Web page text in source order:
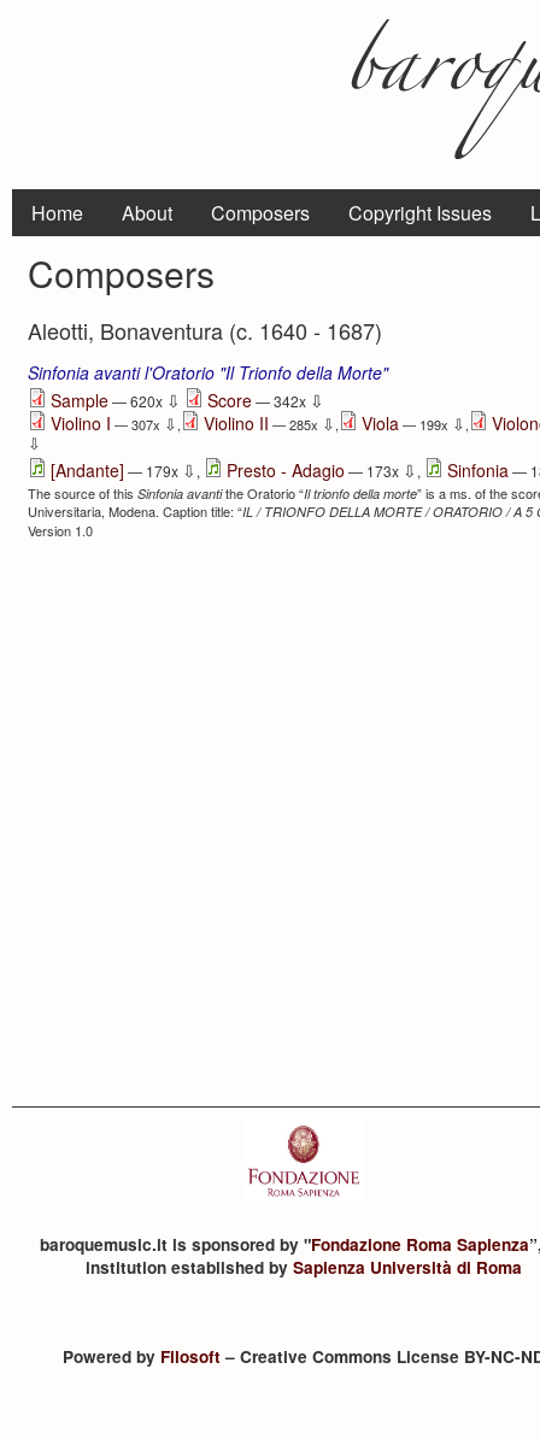
Home About Composers Copyright Issues
Composers
Aleotti, Bonaventura (c. 1640 - 1687)
Sinfonia avanti l'Oratorio "Il Trionfo della Morte"
Sample— 620x ⇩ Score— 342x ⇩
Violino I — 307x ⇩, Violino II — 285x ⇩, Viola — 199x ⇩,
⇩
[Andante] — 179x ⇩ , Presto - Adagio — 173x ⇩ , Sinfonia —
The source of this Sinfonia avantithe Oratorio “Il trionfo della morte” is a ms. of the
Universitaria, Modena. Caption title: “IL / TRIONFO DELLA MORTE / ORATORIO / A 5
Version 1.0
baroquemusic.it is sponsored by "Fondazione Roma Sapienza
institution established by Sapienza Università di Roma
Powered by Filosoft– Creative Commons License BY-NC-